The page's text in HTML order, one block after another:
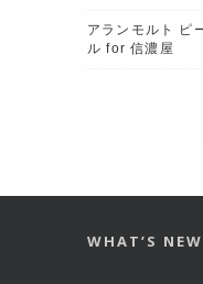
アランモルト ピ
ル for 信濃屋
WHAT’S NEW